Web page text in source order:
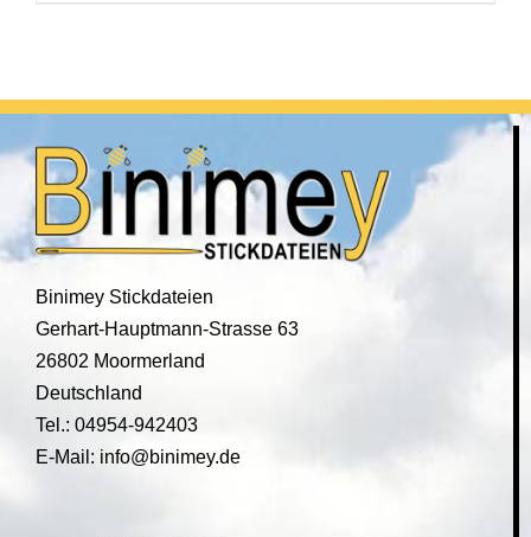
Binimey Stickdateien
Gerhart-Hauptmann-Strasse 63
26802 Moormerland
Deutschland
Tel.: 04954-942403
E-Mail: info@binimey.de